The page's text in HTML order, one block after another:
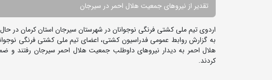
تقدیر از نیروهای جمعیت هلال احمر در سیرجان
اردوی تیم ملی کشتی فرنگی نوجوانان در شهرستان سیرجان استان کرمان در
به گزارش روابط عمومی فدراسیون کشتی، اعضای تیم ملی کشتی فرنگی
هلال احمر به دیدار نیروهای داوطلب جمعیت هلال احمر سیرجان رفتند
کردند.